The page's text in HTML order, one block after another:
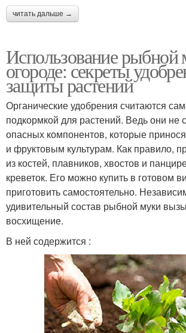
читать дальше →
Использование рыбной
огороде: секреты
защиты растений
Органические удобрения считаются
подкормкой для растений. Ведь они не
опасных компонентов, которые
и фруктовым культурам. Как правило,
из костей, плавников, хвостов и
креветок. Его можно купить в готовом
приготовить самостоятельно.
удивительный состав рыбной муки
восхищение.
В ней содержится :